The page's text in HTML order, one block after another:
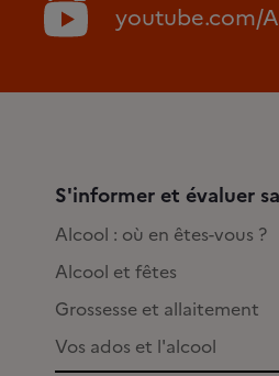
youtube.com/
S'informer et évaluer
Alcool : où en êtes-vous ?
Alcool et fêtes
Grossesse et allaitement
Vos ados et l'alcool